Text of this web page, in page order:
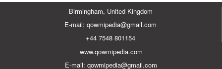
Birmingham, United Kingdom
E-mail: qowmipedia@gmail.com
+44 7548 801154
www.qowmipedia.com
E-mail: qowmipedia@gmail.com